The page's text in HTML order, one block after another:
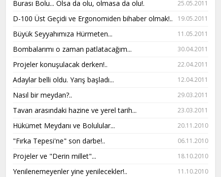
Burası Bolu... Olsa da olu, olmasa da olu!. 25.05.2011
D-100 Üst Geçidi ve Ergonomiden bihaber olmak!.. 19.05.2011
Büyük Seyyahımıza Hürmeten... 11.05.2011
Bombalarımı o zaman patlatacağım... 30.04.2011
Projeler konuşulacak derken!.. 22.04.2011
Adaylar belli oldu. Yarış başladı... 12.04.2011
Nasıl bir meydan?.. 29.03.2011
Tavan arasındaki hazine ve yerel tarih... 23.03.2011
Hükümet Meydanı ve Bolulular... 20.11.2010
"Fırka Tepesi'ne" son darbe!.. 06.11.2010
Projeler ve "Derin millet"... 18.10.2010
Yenilenemeyenler yine yenilecekler!.. 11.10.2010